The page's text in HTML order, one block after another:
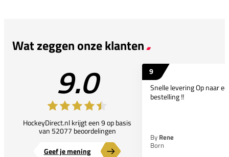
Wat zeggen onze klanten
9.0
HockeyDirect.nl krijgt een 9 op basis
van 52077 beoordelingen
Geef je mening
9
Snelle levering Op naar
bestelling !!
By Rene
Born